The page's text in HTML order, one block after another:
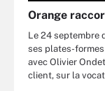
Orange
Le 24 septembre
ses plates-
avec Olivier
client, sur la